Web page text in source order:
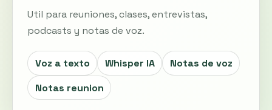
Util para reuniones, clases, entrevistas,
podcasts y notas de voz.
Voz a texto Whisper IA
Notas de voz
Notas reunion